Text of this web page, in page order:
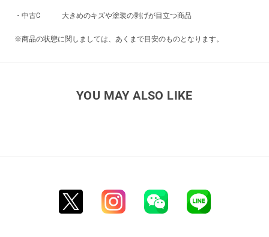
・中古C 大きめのキズや塗装の剥げが目立つ商品
※商品の状態に関しましては、あくまで目安のものとなります。
YOU MAY ALSO LIKE